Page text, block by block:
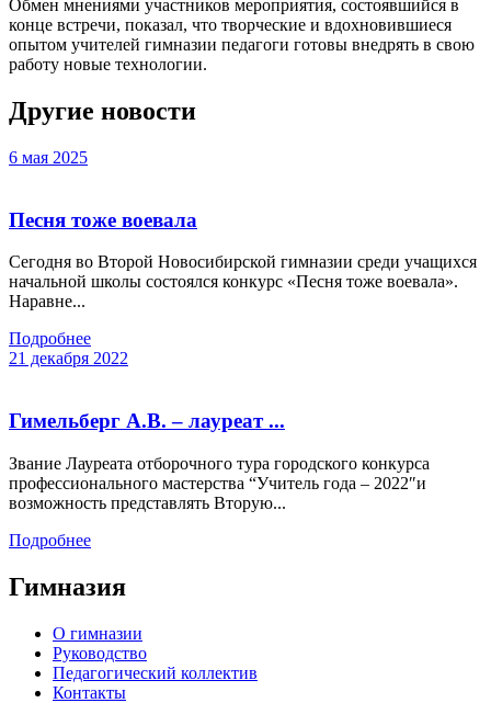
Обмен мнениями участников мероприятия, состоявшийся в
конце встречи, показал, что творческие и вдохновившиеся
опытом учителей гимназии педагоги готовы внедрять в свою
работу новые технологии.
Другие новости
6 мая 2025
Песня тоже воевала
Сегодня во Второй Новосибирской гимназии среди учащихся
начальной школы состоялся конкурс «Песня тоже воевала».
Наравне...
Подробнее
21 декабря 2022
Гимельберг А.В. – лауреат ...
Звание Лауреата отборочного тура городского конкурса
профессионального мастерства “Учитель года – 2022″и
возможность представлять Вторую...
Подробнее
Гимназия
О гимназии
Руководство
Педагогический коллектив
Контакты